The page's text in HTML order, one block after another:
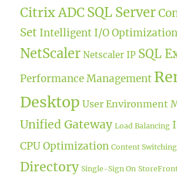
Citrix ADC SQL Server
Set Intelligent I/O Optimization
NetScaler Netscaler IP SQL
Performance Management
Desktop User Environment
Unified Gateway Load Balancing
CPU Optimization Content Switching
Directory Single-Sign On